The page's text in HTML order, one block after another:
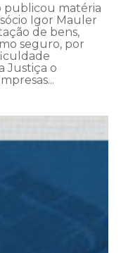
publicou matéria
Igor Mauler
de bens,
seguro, por
Justiça o